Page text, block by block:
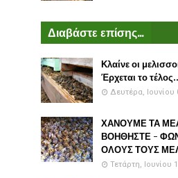
Διαβάστε επίσης...
Κλαίνε οι
Έρχεται το
Δευτέρα, Ιουνίου
ΧΑΝΟΥΜΕ ΤΑ
ΒΟΗΘΗΣΤΕ -
ΟΛΟΥΣ ΤΟΥΣ
Τετάρτη, Ιουνίου